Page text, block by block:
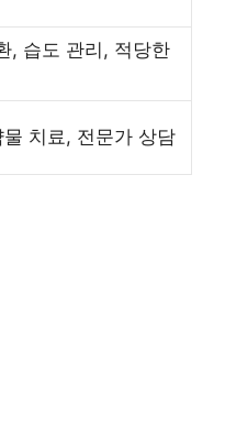
, 습도 관리, 적당한
치료, 전문가 상담